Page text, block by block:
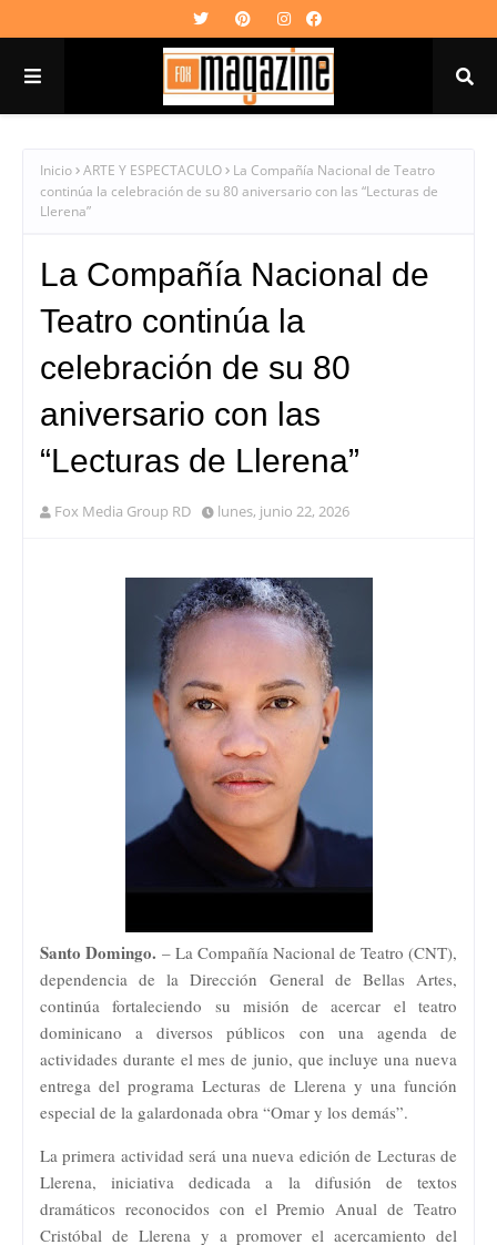
Inicio ARTE Y ESPECTACULO
La Compañía Nacional de Teatro
continúa la celebración de su 80 aniversario con las “Lecturas de
Llerena”
La Compañía Nacional de
Teatro continúa la
celebración de su 80
aniversario con las
“Lecturas de Llerena”
Fox Media Group RD lunes, junio 22, 2026
Santo Domingo. – La Compañía Nacional de Teatro (CNT),
dependencia de la Dirección General de Bellas Artes,
continúa fortaleciendo su misión de acercar el teatro
dominicano a diversos públicos con una agenda de
actividades durante el mes de junio, que incluye una nueva
entrega del programa Lecturas de Llerena y una función
especial de la galardonada obra “Omar y los demás”.
La primera actividad será una nueva edición de Lecturas de
Llerena, iniciativa dedicada a la difusión de textos
dramáticos reconocidos con el Premio Anual de Teatro
Cristóbal de Llerena y a promover el acercamiento del